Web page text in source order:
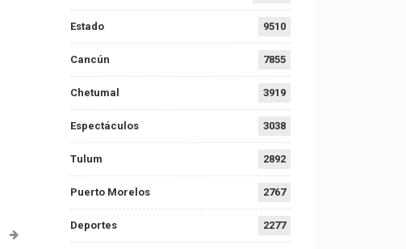
Estado 9510
Cancún 7855
Chetumal 3919
Espectáculos 3038
Tulum 2892
Puerto Morelos 2767
Deportes 2277